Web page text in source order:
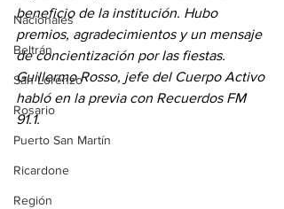
Nacionales
Beltrán
San Lorenzo
Rosario
Puerto San Martín
Ricardone
Región
beneficio de la institución. Hubo
premios, agradecimientos y un mensaje
de concientización por las fiestas.
Guillermo Rosso, jefe del Cuerpo Activo
habló en la previa con Recuerdos FM
91.1.